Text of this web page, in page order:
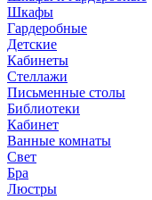
Шкафы
Гардеробные
Детские
Кабинеты
Стеллажи
Письменные столы
Библиотеки
Кабинет
Ванные комнаты
Свет
Бра
Люстры